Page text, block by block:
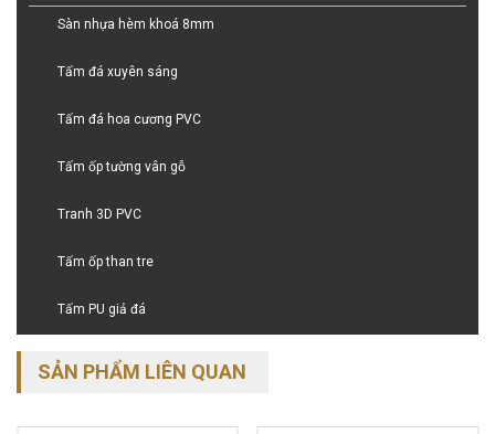
Sàn nhựa hèm khoá 8mm
Tấm đá xuyên sáng
Tấm đá hoa cương PVC
Tấm ốp tường vân gỗ
Tranh 3D PVC
Tấm ốp than tre
Tấm PU giả đá
SẢN PHẨM LIÊN QUAN